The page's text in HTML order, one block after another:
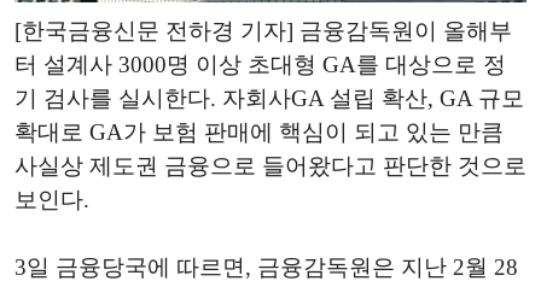
[한국금융신문 전하경 기자] 금융감독원이 올해부
터 설계사 3000명 이상 초대형 GA를 대상으로 정
기 검사를 실시한다. 자회사GA 설립 확산, GA 규모
확대로 GA가 보험 판매에 핵심이 되고 있는 만큼
사실상 제도권 금융으로 들어왔다고 판단한 것으로
보인다.
3일 금융당국에 따르면, 금융감독원은 지난 2월 28